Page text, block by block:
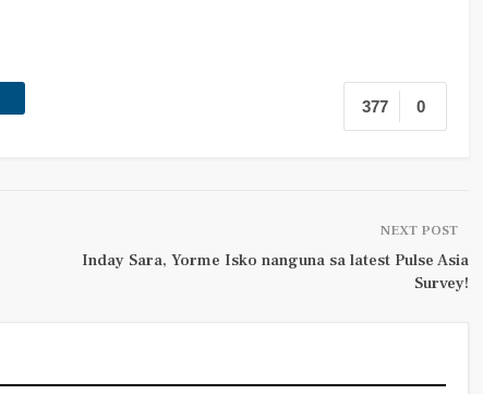
0
377
NEXT POST
Inday Sara, Yorme Isko nanguna sa latest Pulse Asia
Survey!